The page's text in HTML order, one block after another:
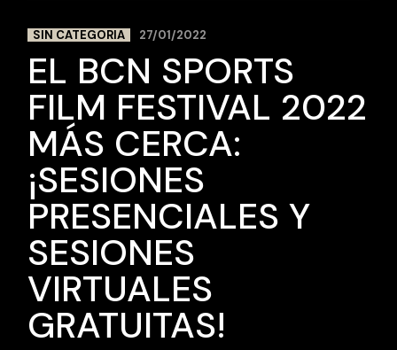
SIN CATEGORIA 27/01/2022
EL BCN SPORTS
FILM FESTIVAL 2022
MÁS CERCA:
¡SESIONES
PRESENCIALES Y
SESIONES
VIRTUALES
GRATUITAS!